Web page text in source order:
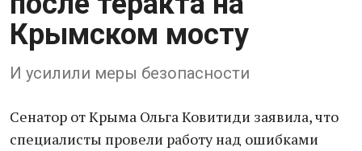
Крымском мосту
И усилили меры безопасности
Сенатор от Крыма Ольга Ковитиди заявила, что
специалисты провели работу над ошибками